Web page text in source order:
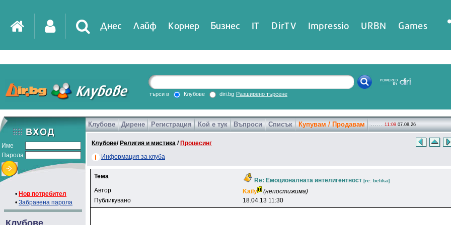
Днес Лайф Корнер Бизнес IT DirTV Impressio URBN Games
търси в Клубове diri.bg Разширено търсене
Име
Парола
• Нов потребител
• Забравена парола
Клубове
Клубове Дирене Регистрация Кой е тук Въпроси Списък Купувам / Продавам 11:09 07.08.26
Клубове/ Религия и мистика / Процесинг
Информация за клуба
Тема
Re: Емоционалната интелигентност [re: belika]
Автор Kaily
(непостижима)
Публикувано
18.04.13 11:30